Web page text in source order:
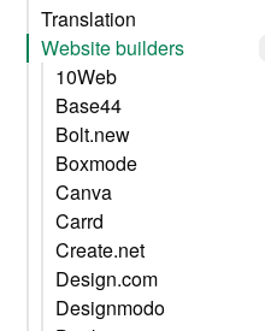
Translation
Website builders
10Web
Base44
Bolt.new
Boxmode
Canva
Carrd
Create.net
Design.com
Designmodo